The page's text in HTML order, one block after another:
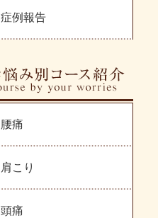
症例報告
腰痛
肩こり
頭痛